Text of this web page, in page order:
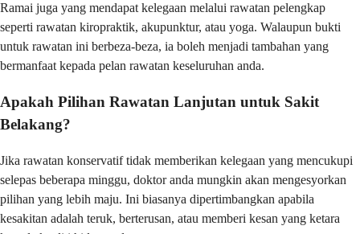
Ramai juga yang mendapat kelegaan melalui rawatan pelengkap
seperti rawatan kiropraktik, akupunktur, atau yoga. Walaupun bukti
untuk rawatan ini berbeza-beza, ia boleh menjadi tambahan yang
bermanfaat kepada pelan rawatan keseluruhan anda.
Apakah Pilihan Rawatan Lanjutan untuk Sakit
Belakang?
Jika rawatan konservatif tidak memberikan kelegaan yang mencukupi
selepas beberapa minggu, doktor anda mungkin akan mengesyorkan
pilihan yang lebih maju. Ini biasanya dipertimbangkan apabila
kesakitan adalah teruk, berterusan, atau memberi kesan yang ketara